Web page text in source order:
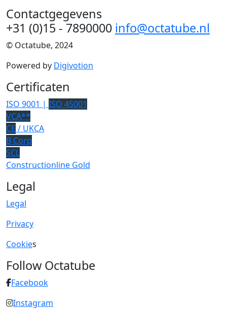
Contactgegevens
+31 (0)15 - 7890000 info@octatube.nl
© Octatube, 2024
Powered by Digivotion
Certificaten
ISO 9001 | ISO 45001
VCA**
CE / UKCA
B Corp
SCL
Constructionline Gold
Legal
Legal
Privacy
Cookies
Follow Octatube
Facebook
Instagram